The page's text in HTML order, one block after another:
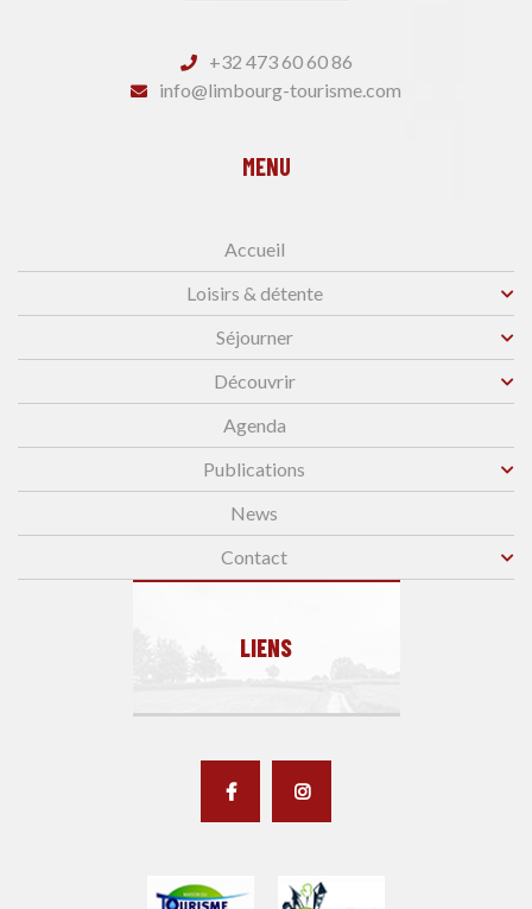
+32 473 60 60 86
info@limbourg-tourisme.com
MENU
Accueil
Loisirs & détente
Séjourner
Découvrir
Agenda
Publications
News
Contact
LIENS